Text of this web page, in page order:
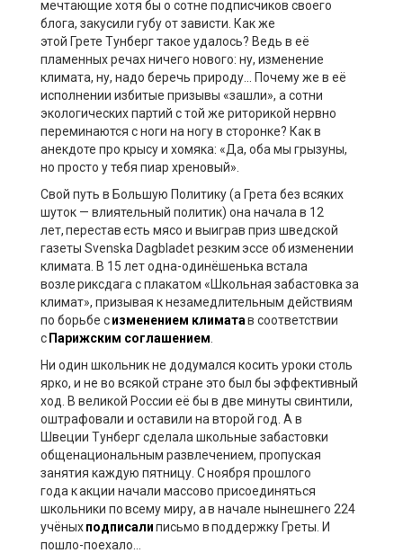
мечтающие хотя бы о сотне подписчиков своего
блога, закусили губу от зависти. Как же
этой Грете Тунбергтакое удалось? Ведь в её
пламенных речахничего нового: ну, изменение
климата, ну, надо беречь природу
. Почему же в её
исполнении избитые призывы «зашли», а сотни
экологических партий с той же риторикой нервно
переминаются с ноги на ногу в сторонке? Как в
анекдоте про крысу и хомяка: «Да, оба мы грызуны,
но просто у тебя пиар хреновый».
Свой путь в Большую Политику (а Грета без всяких
шуток — влиятельный политик) она начала в 12
лет,переставесть мясо и выиграв приз шведской
газеты Svenska Dagbladetрезким эссе об изменении
климата. В 15 лет одна-одинёшенька встала
возле риксдага с плакатом «Школьная забастовка за
климат», призывая к незамедлительным действиям
по борьбе сизменением климатав соответствии
с Парижским соглашением
Ни один школьникне додумался косить уроки столь
ярко, и не во всякой стране это был бы эффективный
ход. В великой России её бы в две минуты свинтили,
оштрафовали и оставили на второй год. А в
Швеции Тунбергсделала школьные забастовки
общенациональным развлечением, пропуская
занятия каждую пятницу. С ноября прошлого
года к акции начали массово присоединяться
школьники по всему миру, а в начале нынешнего 224
учёныхподписалиписьмо в поддержку Греты . И
пошло-поехало